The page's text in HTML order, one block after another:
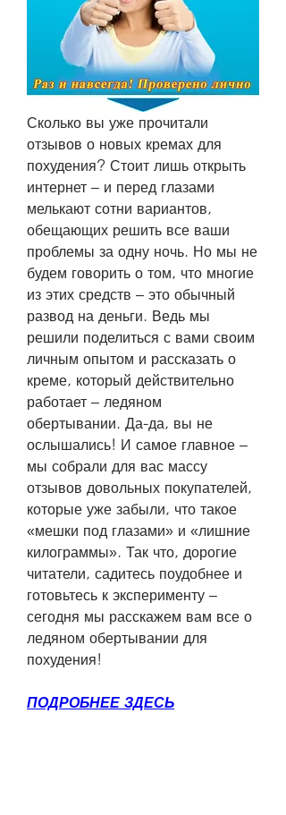
Сколько вы уже прочитали
отзывов о новых кремах для
похудения? Стоит лишь открыть
интернет – и перед глазами
мелькают сотни вариантов,
обещающих решить все ваши
проблемы за одну ночь. Но мы не
будем говорить о том, что многие
из этих средств – это обычный
развод на деньги. Ведь мы
решили поделиться с вами своим
личным опытом и рассказать о
креме, который действительно
работает – ледяном
обертывании. Да-да, вы не
ослышались! И самое главное –
мы собрали для вас массу
отзывов довольных покупателей,
которые уже забыли, что такое
«мешки под глазами» и «лишние
килограммы». Так что, дорогие
читатели, садитесь поудобнее и
готовьтесь к эксперименту –
сегодня мы расскажем вам все о
ледяном обертывании для
похудения!
ПОДРОБНЕЕ ЗДЕСЬ